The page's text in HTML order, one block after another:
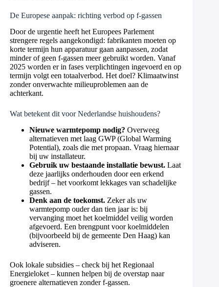
De Europese aanpak: richting verbod op f-gassen
Door de urgentie heeft het Europees Parlement
strengere regels aangekondigd: fabrikanten moeten op
korte termijn hun apparatuur gaan aanpassen, zodat
minder of geen f-gassen meer gebruikt worden. Vanaf
2025 worden er in fases verplichtingen ingevoerd en op
termijn volgt een totaalverbod. Het doel? Klimaatwinst
zonder onverwachte milieuproblemen aan de
achterkant.
Wat betekent dit voor Nederlandse huishoudens?
Nieuwe warmtepomp nodig? Overweeg
alternatieven met laag GWP (Global Warming
Potential), zoals die met propaan. Vraag hiernaar
bij uw installateur.
Gebruik uw bestaande installatie bewust. Laat
deze jaarlijks onderhouden door een erkend
bedrijf – het voorkomt lekkages van schadelijke
gassen.
Denk aan de toekomst. Zeker als uw
warmtepomp ouder dan tien jaar is: bij
vervanging moet het koelmiddel veilig worden
afgevoerd. Een brengpunt voor koelmiddelen
(bijvoorbeeld bij de gemeente Den Haag) kan
adviseren.
Ook lokale subsidies – check bij het Regionaal
Energieloket – kunnen helpen bij de overstap naar
groenere alternatieven zonder f-gassen.